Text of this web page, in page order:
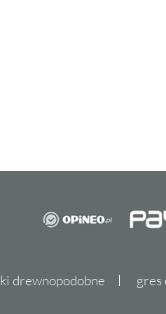
zakup armatury łazienkowej,
Horse Betty, zyskujemy pewność,
drewnopodobne gres